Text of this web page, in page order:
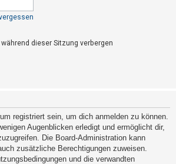
dieser Sitzung verbergen
registriert sein, um dich anmelden zu können.
Augenblicken erledigt und ermöglicht dir,
Die Board-Administration kann
zusätzliche Berechtigungen zuweisen.
und die verwandten